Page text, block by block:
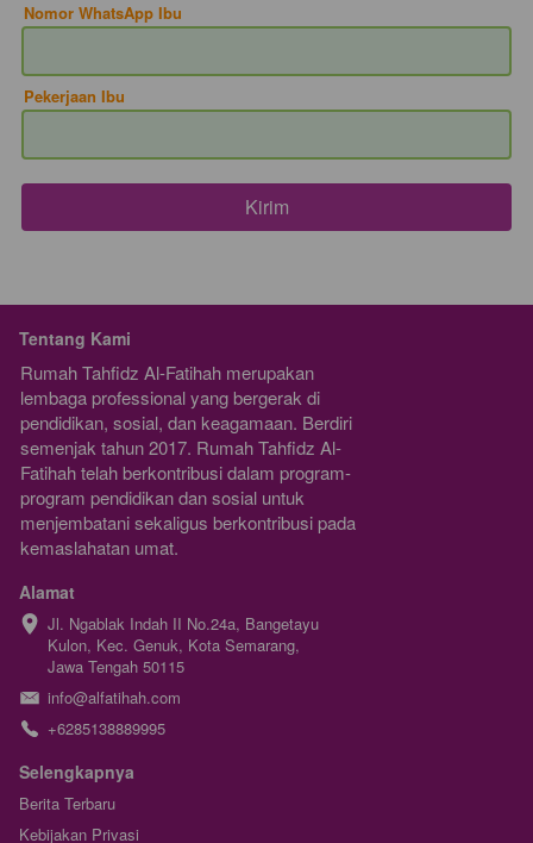
Nomor WhatsApp Ibu
Pekerjaan Ibu
`Kirim
Tentang Kami
Rumah Tahfidz Al-Fatihah merupakan
lembaga professional yang bergerak di
pendidikan, sosial, dan keagamaan. Berdiri
semenjak tahun 2017. Rumah Tahfidz Al-
Fatihah telah berkontribusi dalam program-
program pendidikan dan sosial untuk
menjembatani sekaligus berkontribusi pada
kemaslahatan umat.
Alamat
Jl. Ngablak Indah II No.24a, Bangetayu
Kulon, Kec. Genuk, Kota Semarang,
Jawa Tengah 50115
info@alfatihah.com
+6285138889995
Selengkapnya
Berita Terbaru
Kebijakan Privasi